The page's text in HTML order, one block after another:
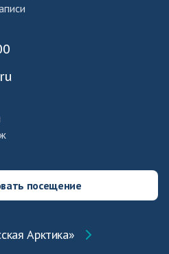
посещение
Арктика»